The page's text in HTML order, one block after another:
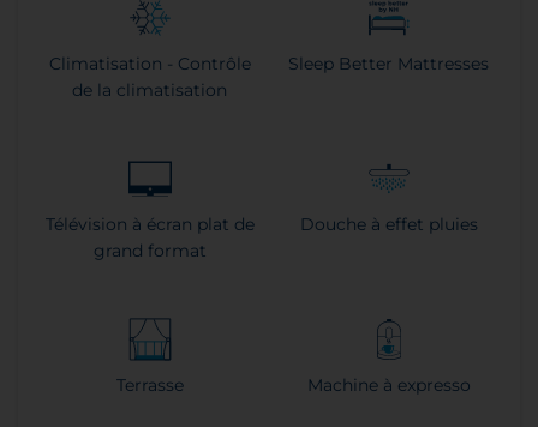
Climatisation - Contrôle
de la climatisation
Sleep Better Mattresses
Télévision à écran plat de
grand format
Douche à effet pluies
Terrasse Machine à expresso